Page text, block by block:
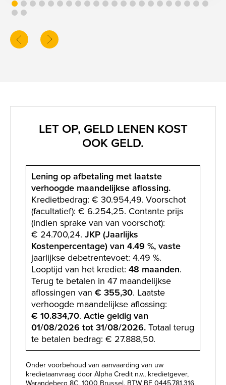
screenreader.slider previous LET OP, GELD LENEN KOST
OOK GELD.
Lening op afbetaling met laatste
verhoogde maandelijkse aflossing.
Kredietbedrag: € 30.954,49. Voorschot
(facultatief): € 6.254,25. Contante prijs
(indien sprake van van voorschot):
€ 24.700,24. JKP (Jaarlijks
Kostenpercentage) van 4.49 %, vaste
jaarlijkse debetrentevoet: 4.49 %.
Looptijd van het krediet: 48 maanden.
Terug te betalen in 47 maandelijkse
aflossingen van € 355,30. Laatste
verhoogde maandelijkse aflossing:
€ 10.834,70. Actie geldig van
01/08/2026 tot 31/08/2026.Totaal terug
te betalen bedrag: € 27.888,50.
Onder voorbehoud van aanvaarding van uw
kredietaanvraag door Alpha Credit n.v., kredietgever,